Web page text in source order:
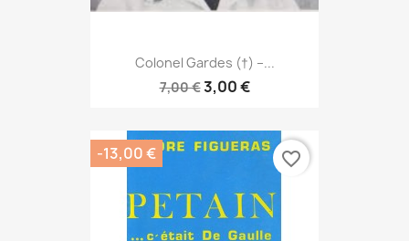
Colonel Gardes (†) –...
7,00 €3,00 €
-13,00 € favorite_border